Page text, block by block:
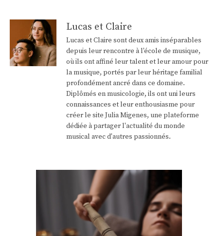
Lucas et Claire
Lucas et Claire sont deux amis inséparables
depuis leur rencontre à l'école de musique,
où ils ont affiné leur talent et leur amour pour
la musique, portés par leur héritage familial
profondément ancré dans ce domaine.
Diplômés en musicologie, ils ont uni leurs
connaissances et leur enthousiasme pour
créer le site Julia Migenes, une plateforme
dédiée à partager l'actualité du monde
musical avec d'autres passionnés.